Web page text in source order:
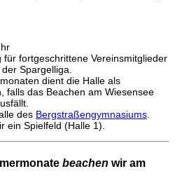
für fortgeschrittene Vereinsmitglieder
Spargelliga.
dient die Halle als
falls das Beachen am Wiesensee
des Bergstraßengymnasiums.
ein Spielfeld (Halle 1).
beachen wir am